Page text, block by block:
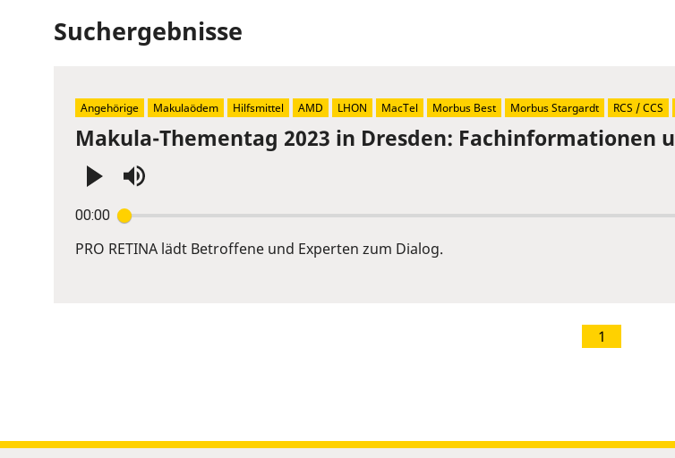
Suchergebnisse
Makula-Thementag 2023 in Dresden: Fachinformationen
00:00
Enter
or
PRO RETINA lädt Betroffene und Experten zum Dialog.
Angehörige Makulaödem Hilfsmittel AMD LHON MacTel Morbus Best Morbus Stargardt RCS / CCS
1